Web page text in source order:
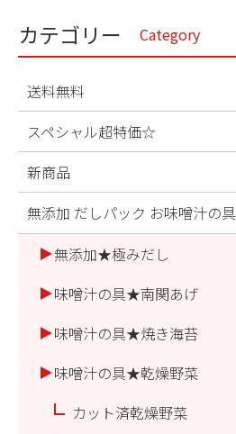
カテゴリー Category
送料無料
スペシャル超特価☆
新商品
無添加 だしパック お味噌汁の具
無添加★極みだし
味噌汁の具★南関あげ
味噌汁の具★焼き海苔
味噌汁の具★乾燥野菜
カット済乾燥野菜